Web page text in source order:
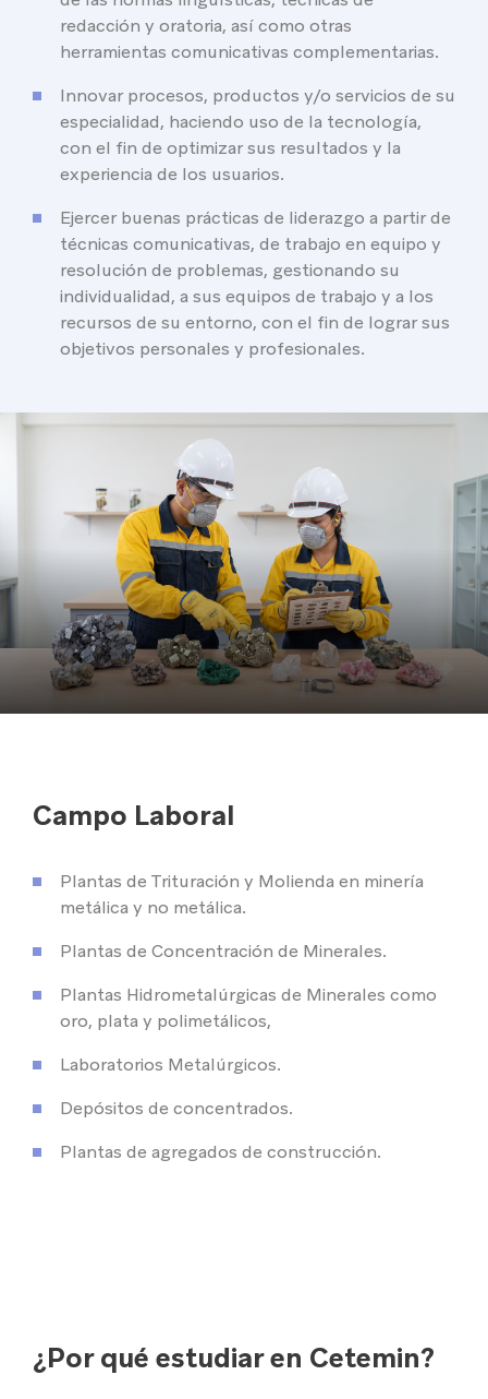
redacción y oratoria, así como otras
herramientas comunicativas complementarias.
Innovar procesos, productos y/o servicios de su
especialidad, haciendo uso de la tecnología,
con el fin de optimizar sus resultados y la
experiencia de los usuarios.
Ejercer buenas prácticas de liderazgo a partir de
técnicas comunicativas, de trabajo en equipo y
resolución de problemas, gestionando su
individualidad, a sus equipos de trabajo y a los
recursos de su entorno, con el fin de lograr sus
objetivos personales y profesionales.
Campo Laboral
Plantas de Trituración y Molienda en minería
metálica y no metálica.
Plantas de Concentración de Minerales.
Plantas Hidrometalúrgicas de Minerales como
oro, plata y polimetálicos,
Laboratorios Metalúrgicos.
Depósitos de concentrados.
Plantas de agregados de construcción.
¿Por qué estudiar en Cetemin?